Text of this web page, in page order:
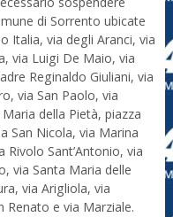
di Sorrento ubicate
Italia, via degli Aranci, via
via Luigi De Maio, via
Reginaldo Giuliani, via
via San Paolo, via
della Pietà, piazza
San Nicola, via Marina
Rivolo Sant’Antonio, via
via Santa Maria delle
via Arigliola, via
Renato e via Marziale.